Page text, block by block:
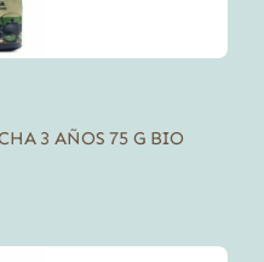
3 AÑOS 75 G BIO